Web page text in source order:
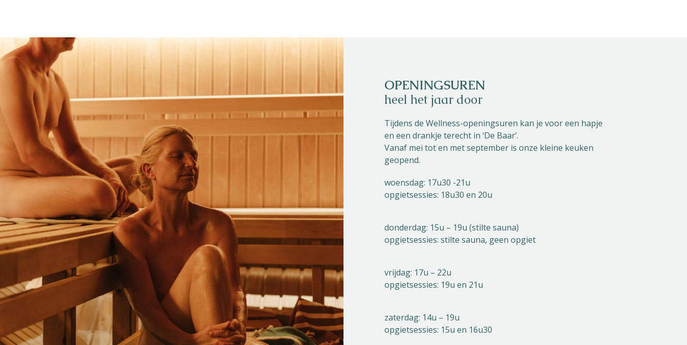
Contact
OPENINGSUREN
heel het jaar door
Tijdens de Wellness-openingsuren kan je voor een hapje
en een drankje terecht in ‘De Baar’.
Vanaf mei tot en met september is onze kleine keuken
geopend.
woensdag: 17u30 -21u
opgietsessies: 18u30 en 20u
donderdag: 15u – 19u (stilte sauna)
opgietsessies: stilte sauna, geen opgiet
vrijdag: 17u – 22u
opgietsessies: 19u en 21u
zaterdag: 14u – 19u
opgietsessies: 15u en 16u30